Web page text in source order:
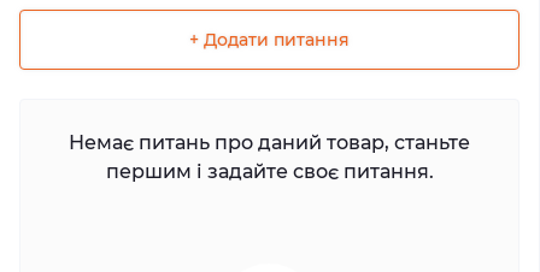
+ Додати питання
Немає питань про даний товар, станьте
першим і задайте своє питання.